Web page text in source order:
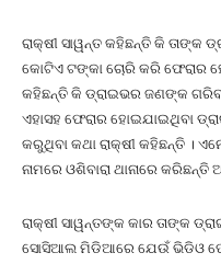
ରାକ୍ଷୀ ସାୱନ୍ତ କହିଛନ୍ତି କି ତାଙ୍କ
କୋଟିଏ ଟଙ୍କା ଚୋରି କରି ଫେରାର
କହିଛନ୍ତି କି ଡ୍ରାଇଭର ଜଣଙ୍କ ଗରିବ
ଏହାସହ ଫେରାର ହୋଇଯାଇଥିବା
କରୁଥିବା କଥା ରାକ୍ଷୀ କହିଛନ୍ତି ।
ନାମରେ ଓଶିବାରା ଥାନାରେ
ରାକ୍ଷୀ ସାୱନ୍ତଙ୍କ କାର ତାଙ୍କ
ସୋସିଆଲ ମିଡିଆରେ ଯେଉଁ ଭିଡିଓ